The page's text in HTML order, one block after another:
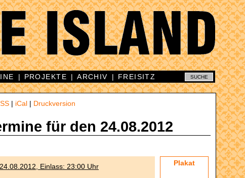
| PROJEKTE |ARCHIV | FREISITZ
| iCal | Druckversion
für den 24.08.2012
Plakat
Einlass: 23:00 Uhr